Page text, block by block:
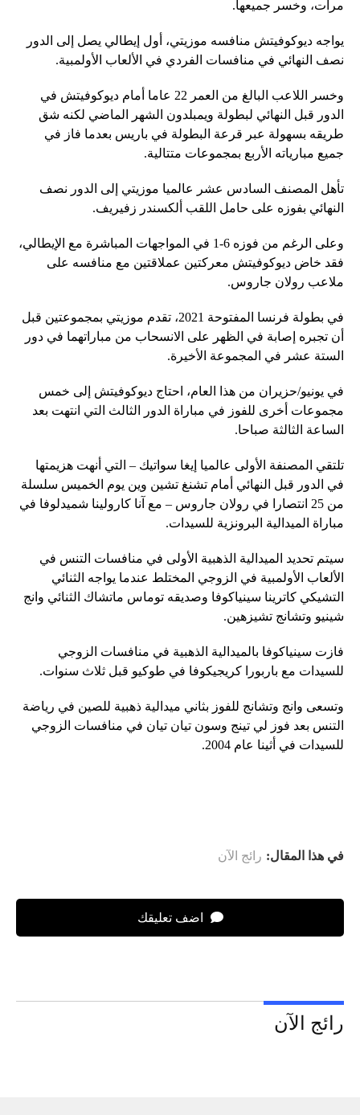
مرات، وخسر جميعها.
يواجه ديوكوفيتش منافسه موزيتي، أول إيطالي يصل إلى الدور
نصف النهائي في منافسات الفردي في الألعاب الأولمبية.
وخسر اللاعب البالغ من العمر 22 عاما أمام ديوكوفيتش في
الدور قبل النهائي لبطولة ويمبلدون الشهر الماضي لكنه شق
طريقه بسهولة عبر قرعة البطولة في باريس بعدما فاز في
جميع مبارياته الأربع بمجموعات متتالية.
تأهل المصنف السادس عشر عالميا موزيتي إلى الدور نصف
النهائي بفوزه على حامل اللقب ألكسندر زفيريف.
وعلى الرغم من فوزه 6-1 في المواجهات المباشرة مع الإيطالي،
فقد خاض ديوكوفيتش معركتين عملاقتين مع منافسه على
ملاعب رولان جاروس.
في بطولة فرنسا المفتوحة 2021، تقدم موزيتي بمجموعتين قبل
أن تجبره إصابة في الظهر على الانسحاب من مباراتهما في دور
الستة عشر في المجموعة الأخيرة.
في يونيو/حزيران من هذا العام، احتاج ديوكوفيتش إلى خمس
مجموعات أخرى للفوز في مباراة الدور الثالث التي انتهت بعد
الساعة الثالثة صباحا.
تلتقي المصنفة الأولى عالميا إيغا سواتيك – التي أنهت هزيمتها
في الدور قبل النهائي أمام تشنغ تشين وين يوم الخميس سلسلة
من 25 انتصارا في رولان جاروس – مع آنا كارولينا شميدلوفا في
مباراة الميدالية البرونزية للسيدات.
سيتم تحديد الميدالية الذهبية الأولى في منافسات التنس في
الألعاب الأولمبية في الزوجي المختلط عندما يواجه الثنائي
التشيكي كاترينا سينياكوفا وصديقه توماس ماتشاك الثنائي وانج
شينيو وتشانج تشيزهين.
فازت سينياكوفا بالميدالية الذهبية في منافسات الزوجي
للسيدات مع باربورا كريجيكوفا في طوكيو قبل ثلاث سنوات.
وتسعى وانج وتشانج للفوز بثاني ميدالية ذهبية للصين في رياضة
التنس بعد فوز لي تينج وسون تيان تيان في منافسات الزوجي
للسيدات في أثينا عام 2004.
في هذا المقال: رائج الآن
اضف تعليقك
رائج الآن